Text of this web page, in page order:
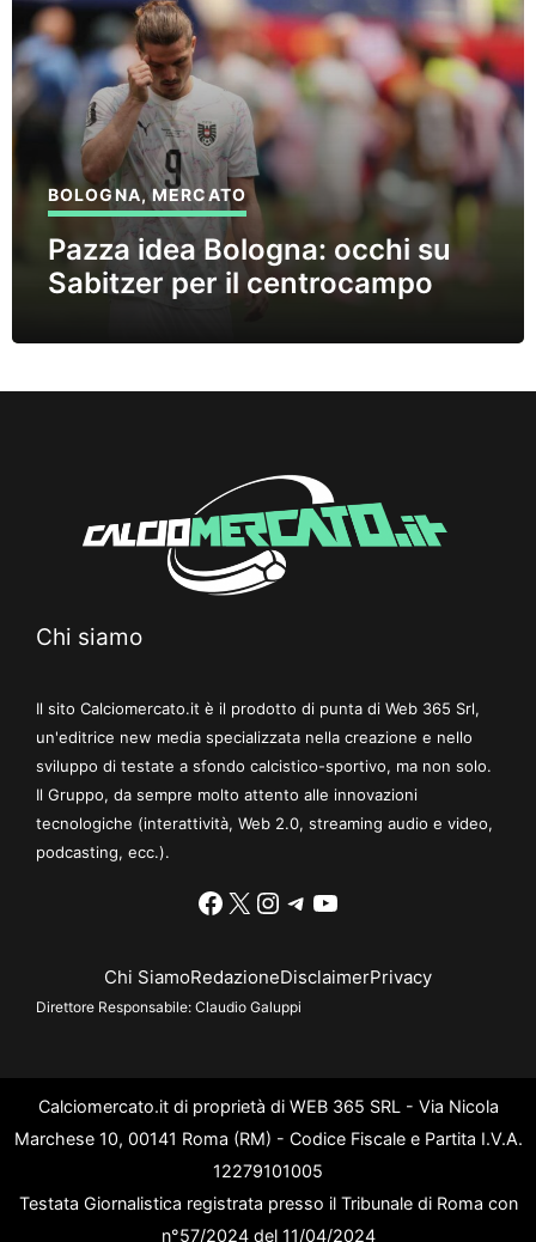
BOLOGNA,MERCATO
Pazza idea Bologna: occhi su
Sabitzer per il centrocampo
Chi siamo
Il sito Calciomercato.it è il prodotto di punta di Web 365 Srl,
un'editrice new media specializzata nella creazione e nello
sviluppo di testate a sfondo calcistico-sportivo, ma non solo.
Il Gruppo, da sempre molto attento alle innovazioni
tecnologiche (interattività, Web 2.0, streaming audio e video,
podcasting, ecc.).
Facebook
X Instagram
Telegram
YouTube
Chi SiamoRedazioneDisclaimerPrivacy
Direttore Responsabile: Claudio Galuppi
Calciomercato.it di proprietà di WEB 365 SRL - Via Nicola
Marchese 10, 00141 Roma (RM) - Codice Fiscale e Partita I.V.A.
12279101005
Testata Giornalistica registrata presso il Tribunale di Roma con
n°57/2024 del 11/04/2024